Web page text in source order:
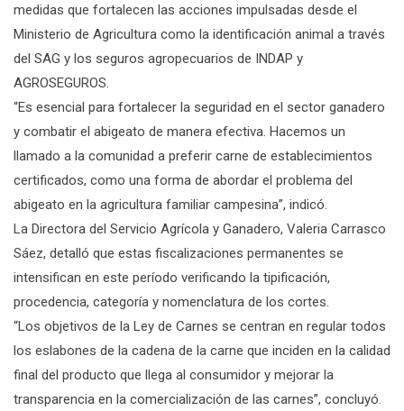
medidas que fortalecen las acciones impulsadas desde el
Ministerio de Agricultura como la identificación animal a través
del SAG y los seguros agropecuarios de INDAP y
AGROSEGUROS.
“Es esencial para fortalecer la seguridad en el sector ganadero
y combatir el abigeato de manera efectiva. Hacemos un
llamado a la comunidad a preferir carne de establecimientos
certificados, como una forma de abordar el problema del
abigeato en la agricultura familiar campesina”, indicó.
La Directora del Servicio Agrícola y Ganadero, Valeria Carrasco
Sáez, detalló que estas fiscalizaciones permanentes se
intensifican en este período verificando la tipificación,
procedencia, categoría y nomenclatura de los cortes.
“Los objetivos de la Ley de Carnes se centran en regular todos
los eslabones de la cadena de la carne que inciden en la calidad
final del producto que llega al consumidor y mejorar la
transparencia en la comercialización de las carnes”, concluyó.